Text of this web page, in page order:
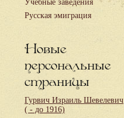
Учебные заведения
Русская эмиграция
Новые
персональные
страницы
Гурвич Израиль Шевелевич
( - до 1916)